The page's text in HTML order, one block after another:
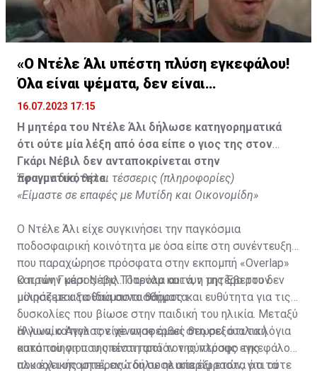
«Ο Ντέλε Άλι υπέστη πλύση εγκεφάλου!
Όλα είναι ψέματα, δεν είναι
υιοθετημένος»
16.07.2023 17:15
Η μητέρα του Ντέλε Άλι δήλωσε κατηγορηματικά
ότι ούτε μία λέξη από όσα είπε ο γιος της στον
Γκάρι Νέβιλ δεν ανταποκρίνεται στην
πραγματικότητα.
Έφυγαν δύο, θέλει τέσσερις (πληροφορίες)
«Είμαστε σε επαφές με Μυτίδη και Οικονομίδη»
Ο Ντέλε Άλι είχε συγκινήσει την παγκόσμια
ποδοσφαιρική κοινότητα με όσα είπε στη συνέντευξη
που παραχώρησε πρόσφατα στην εκπομπή «Overlap»
και τον Γκάρι Νέβιλ. Παρόλα αυτά, η μητέρα του δεν
μοιράζεται τα ίδια συναισθήματα.
Ο πρώην μέσος της Τότεναμ και νυν της Έβερτον
μίλησε με αξιοθαύμαστο θάρρος και ευθύτητα για τις
δυσκολίες που βίωσε στην παιδική του ηλικία. Μεταξύ
άλλων, ο Άγγλος είχε αναφερθεί στη σεξουαλική
κακοποίηση που υπέστη από τον σύντροφο της
αλκοολικής μητέρας του σε ηλικία έξι ετών, για τα
Η γυναίκα που τον γέννησε όμως θεωρεί ότι τα λόγια
αυτά του γιου της είναι προϊόν της πλύσης εγκεφάλου
που έχει υποστεί, ενώ δήλωσε απερίφραστα ότι ούτε